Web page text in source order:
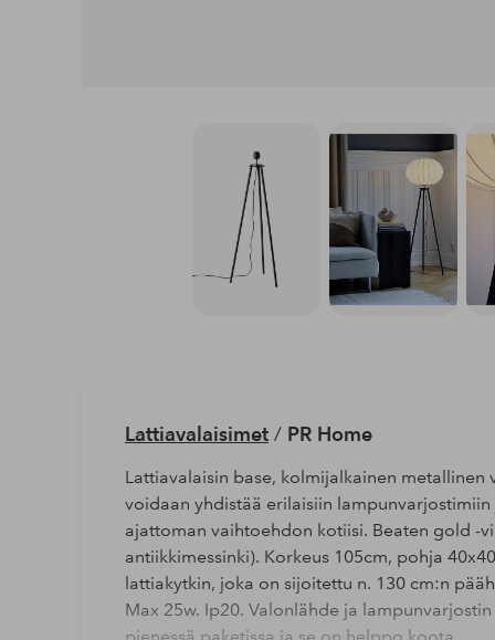
Lattiavalaisimet/ PR Home
Lattiavalaisin base, kolmijalkainen metallinen
voidaan yhdistää erilaisiin
ajattoman vaihtoehdon kotiisi. Beaten gold -
antiikkimessinki). Korkeus 105cm, pohja
lattiakytkin, joka on sijoitettu n. 130 cm:n
Max 25w. Ip20. Valonlähde ja